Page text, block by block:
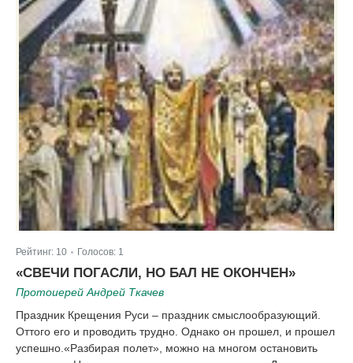
Рейтинг: 10 Голосов: 1
«СВЕЧИ ПОГАСЛИ, НО БАЛ НЕ ОКОНЧЕН»
Протоиерей Андрей Ткачев
Праздник Крещения Руси – праздник смыслообразующий.
Оттого его и проводить трудно. Однако он прошел, и прошел
успешно.«Разбирая полет», можно на многом остановить